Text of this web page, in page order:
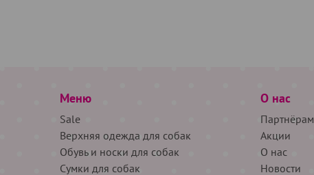
Меню
Sale
Верхняя одежда для собак
Обувь и носки для собак
Сумки для собак
О нас
Партнёрам
Акции
О нас
Новости